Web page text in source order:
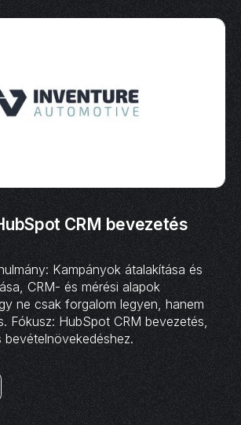
CRM bevezetés
Kampányok átalakítása és
CRM- és mérési alapok
ne csak forgalom legyen, hanem
Fókusz: HubSpot CRM bevezetés,
bevételnövekedéshez.